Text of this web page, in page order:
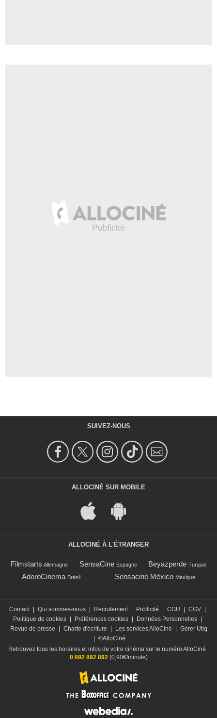
SUIVEZ-NOUS
ALLOCINÉ SUR MOBILE
ALLOCINÉ À L'ÉTRANGER
Filmstarts Allemagne SensaCine Espagne Beyazperde Turquie
AdoroCinema Brésil Sensacine México Mexique
Contact Qui sommes-nous Recrutement Publicité CGU CGV
Politique de cookies
Préférences cookies Données Personnelles
Revue de presse
Charte d'écriture Les services AlloCiné
Gérer Utiq
©AlloCiné
Retrouvez tous les horaires et infos de votre cinéma sur le numéro AlloCiné :
0 892 892 892(0,90€/minute)